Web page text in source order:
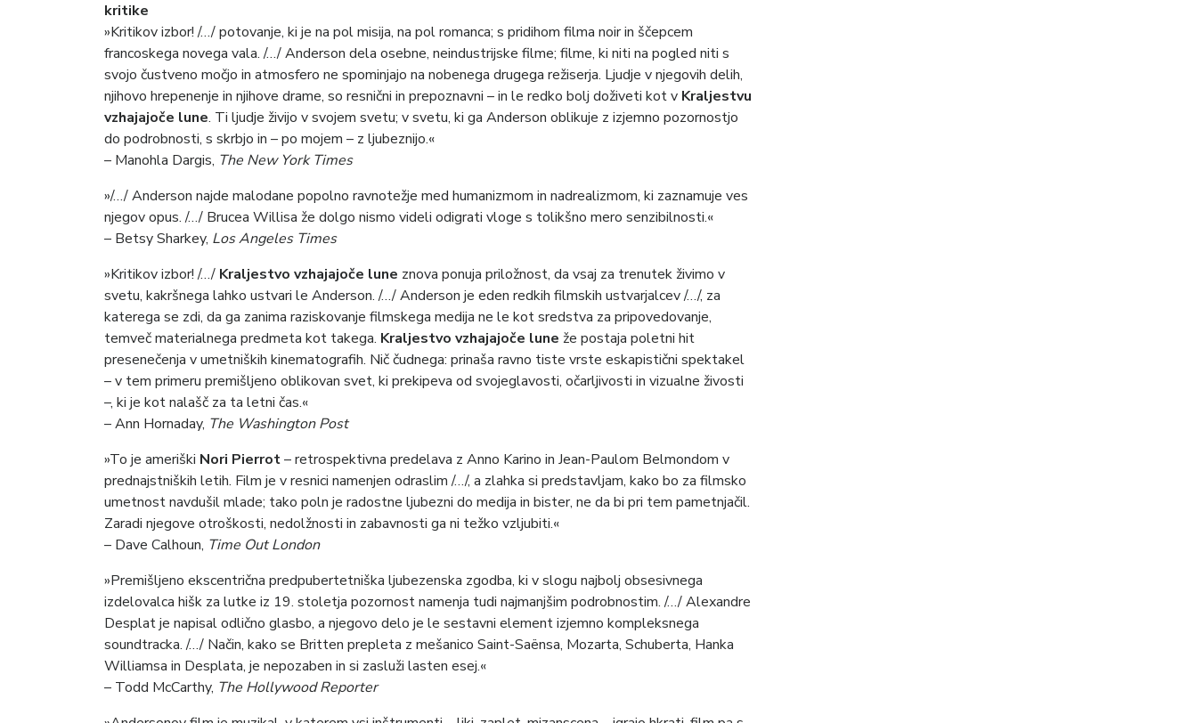
kritike
»Kritikov izbor! /…/ potovanje, ki je na pol misija, na pol romanca; s pridihom filma noir in ščepcem
francoskega novega vala. /…/ Anderson dela osebne, neindustrijske filme; filme, ki niti na pogled niti s
svojo čustveno močjo in atmosfero ne spominjajo na nobenega drugega režiserja. Ljudje v njegovih delih,
njihovo hrepenenje in njihove drame, so resnični in prepoznavni – in le redko bolj doživeti kot v Kraljestvu
vzhajajoče lune. Ti ljudje živijo v svojem svetu; v svetu, ki ga Anderson oblikuje z izjemno pozornostjo
do podrobnosti, s skrbjo in – po mojem – z ljubeznijo.«
– Manohla Dargis, The New York Times
»/…/ Anderson najde malodane popolno ravnotežje med humanizmom in nadrealizmom, ki zaznamuje ves
njegov opus. /…/ Brucea Willisa že dolgo nismo videli odigrati vloge s tolikšno mero senzibilnosti.«
– Betsy Sharkey, Los Angeles Times
»Kritikov izbor! /…/ Kraljestvo vzhajajoče lune znova ponuja priložnost, da vsaj za trenutek živimo v
svetu, kakršnega lahko ustvari le Anderson. /…/ Anderson je eden redkih filmskih ustvarjalcev /…/, za
katerega se zdi, da ga zanima raziskovanje filmskega medija ne le kot sredstva za pripovedovanje,
temveč materialnega predmeta kot takega. Kraljestvo vzhajajoče lune že postaja poletni hit
presenečenja v umetniških kinematografih. Nič čudnega: prinaša ravno tiste vrste eskapistični spektakel
– v tem primeru premišljeno oblikovan svet, ki prekipeva od svojeglavosti, očarljivosti in vizualne živosti
–, ki je kot nalašč za ta letni čas.«
– Ann Hornaday, The Washington Post
»To je ameriški Nori Pierrot– retrospektivna predelava z Anno Karino in Jean-Paulom Belmondom v
prednajstniških letih. Film je v resnici namenjen odraslim /…/, a zlahka si predstavljam, kako bo za filmsko
umetnost navdušil mlade; tako poln je radostne ljubezni do medija in bister, ne da bi pri tem pametnjačil.
Zaradi njegove otroškosti, nedolžnosti in zabavnosti ga ni težko vzljubiti.«
– Dave Calhoun, Time Out London
»Premišljeno ekscentrična predpubertetniška ljubezenska zgodba, ki v slogu najbolj obsesivnega
izdelovalca hišk za lutke iz 19. stoletja pozornost namenja tudi najmanjšim podrobnostim. /…/ Alexandre
Desplat je napisal odlično glasbo, a njegovo delo je le sestavni element izjemno kompleksnega
soundtracka. /…/ Način, kako se Britten prepleta z mešanico Saint-Saënsa, Mozarta, Schuberta, Hanka
Williamsa in Desplata, je nepozaben in si zasluži lasten esej.«
– Todd McCarthy, The Hollywood Reporter